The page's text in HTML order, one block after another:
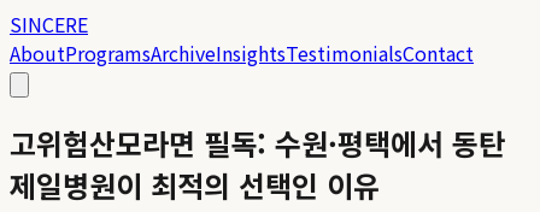
SINCERE
AboutProgramsArchiveInsightsTestimonialsContact
고위험산모라면 필독: 수원·평택에서 동탄
제일병원이 최적의 선택인 이유